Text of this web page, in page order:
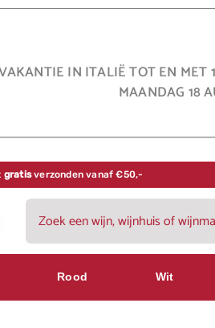
IN ITALIË TOT EN MET
MAANDAG 18
gratisverzonden vanaf €50,-
Zoeken
naar:
Rood Wit